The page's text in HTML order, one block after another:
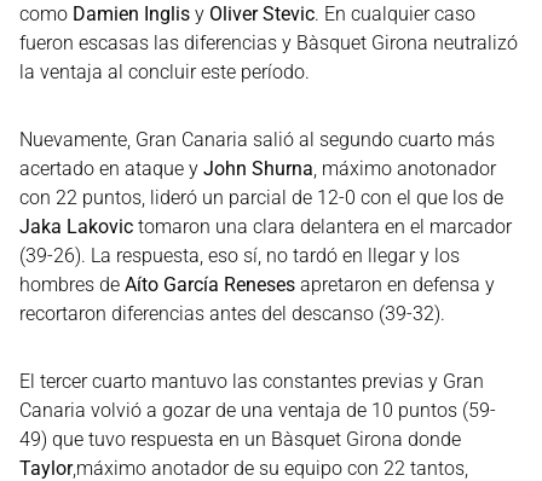
como Damien Inglis y Oliver Stevic. En cualquier caso
fueron escasas las diferencias y Bàsquet Girona neutralizó
la ventaja al concluir este período.
Nuevamente, Gran Canaria salió al segundo cuarto más
acertado en ataque y John Shurna, máximo anotonador
con 22 puntos, lideró un parcial de 12-0 con el que los de
Jaka Lakovic tomaron una clara delantera en el marcador
(39-26). La respuesta, eso sí, no tardó en llegar y los
hombres de Aíto García Reneses apretaron en defensa y
recortaron diferencias antes del descanso (39-32).
El tercer cuarto mantuvo las constantes previas y Gran
Canaria volvió a gozar de una ventaja de 10 puntos (59-
49) que tuvo respuesta en un Bàsquet Girona donde
Taylor,máximo anotador de su equipo con 22 tantos,